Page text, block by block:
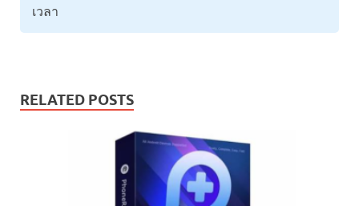
เวลา
RELATED POSTS